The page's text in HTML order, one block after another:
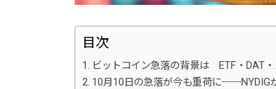
目次
ビットコイン急落の背景は ETF・DAT
10月10日の急落が今も重荷に──NYDIG